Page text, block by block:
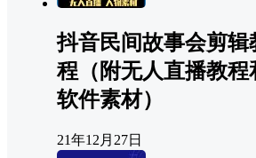
抖音民间故事会剪辑
程（附无人直播教程
软件素材）
21年12月27日